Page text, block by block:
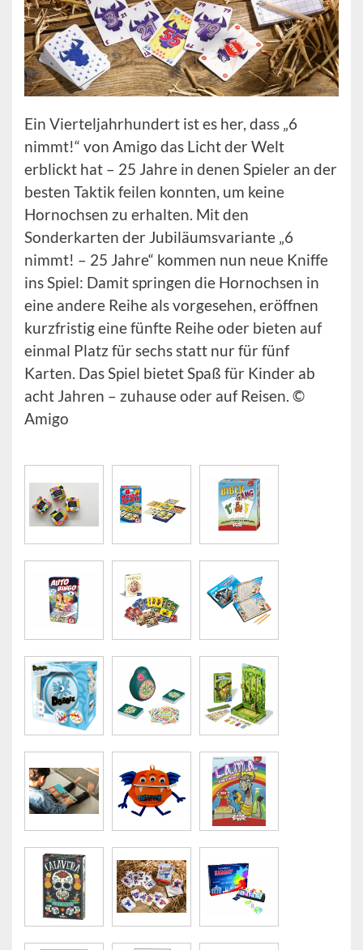
Ein Vierteljahrhundert ist es her, dass „6
nimmt!“ von Amigo das Licht der Welt
erblickt hat – 25 Jahre in denen Spieler an der
besten Taktik feilen konnten, um keine
Hornochsen zu erhalten. Mit den
Sonderkarten der Jubiläumsvariante „6
nimmt! – 25 Jahre“ kommen nun neue Kniffe
ins Spiel: Damit springen die Hornochsen in
eine andere Reihe als vorgesehen, eröffnen
kurzfristig eine fünfte Reihe oder bieten auf
einmal Platz für sechs statt nur für fünf
Karten. Das Spiel bietet Spaß für Kinder ab
acht Jahren – zuhause oder auf Reisen. ©
Amigo